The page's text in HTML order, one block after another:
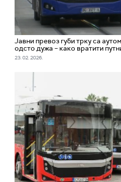
Јавни превоз губи трку са
одсто дужа – како вратити
23. 02. 2026.